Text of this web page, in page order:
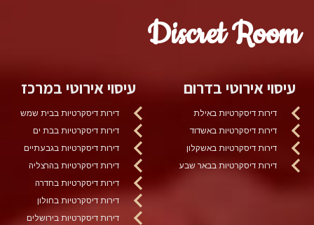
Discret Room
עיסוי אירוטי בדרום
דירות דיסקרטיות באילת
דירות דיסקרטיות באשדוד
דירות דיסקרטיות באשקלון
דירות דיסקרטיות בבאר שבע
עיסוי אירוטי במרכז
דירות דיסקרטיות בבית שמש
דירות דיסקרטיות בבת ים
דירות דיסקרטיות בגבעתיים
דירות דיסקרטיות בהרצליה
דירות דיסקרטיות בחדרה
דירות דיסקרטיות בחולון
דירות דיסקרטיות בירושלים